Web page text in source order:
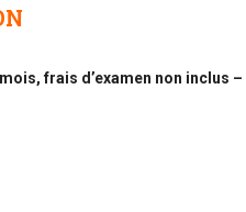
frais d’examen non inclus –